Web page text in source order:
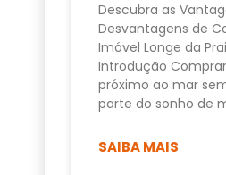
Descubra as
Desvantagens de
Imóvel Longe da
Introdução
próximo ao mar
parte do sonho de
SAIBA MAIS